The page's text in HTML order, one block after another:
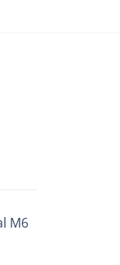
:
M6